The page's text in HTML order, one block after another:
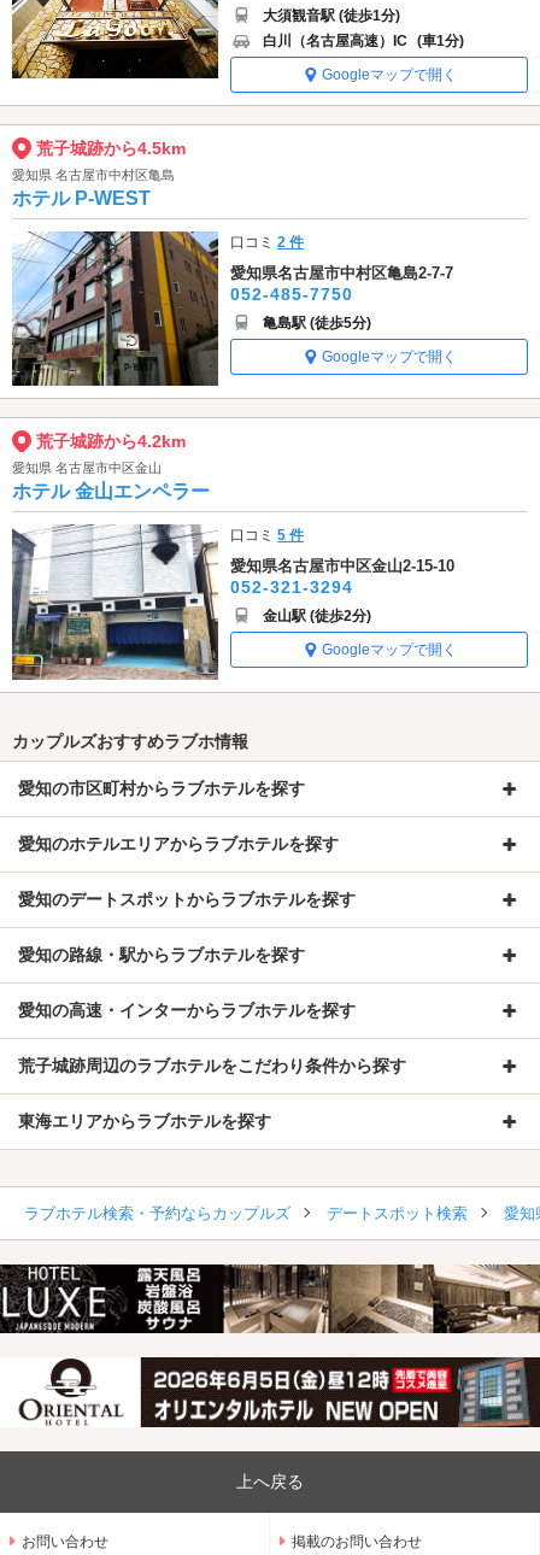
大須観音駅 (徒歩1分)
白川（名古屋高速）IC (車1分)
Googleマップで開く
荒子城跡から4.5km
愛知県 名古屋市中村区亀島
ホテル P-WEST
口コミ2 件
愛知県名古屋市中村区亀島2-7-7
052-485-7750
亀島駅 (徒歩5分)
Googleマップで開く
荒子城跡から4.2km
愛知県 名古屋市中区金山
ホテル 金山エンペラー
口コミ5 件
愛知県名古屋市中区金山2-15-10
052-321-3294
金山駅 (徒歩2分)
Googleマップで開く
カップルズおすすめラブホ情報
愛知の市区町村からラブホテルを探す
愛知のホテルエリアからラブホテルを探す
愛知のデートスポットからラブホテルを探す
愛知の路線・駅からラブホテルを探す
愛知の高速・インターからラブホテルを探す
荒子城跡周辺のラブホテルをこだわり条件から探す
東海エリアからラブホテルを探す
ラブホテル検索・予約ならカップルズ デートスポット検索 愛知
上へ戻る
お問い合わせ 掲載のお問い合わせ